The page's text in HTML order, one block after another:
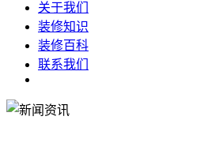
关于我们
装修知识
装修百科
联系我们